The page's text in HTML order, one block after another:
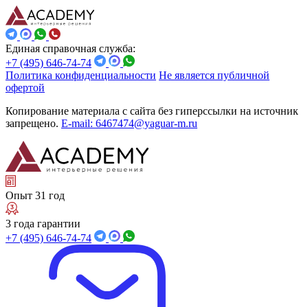
Единая справочная служба:
+7 (495) 646-74-74
Политика конфиденциальности Не является публичной
офертой
Копирование материала с сайта без гиперссылки на источник
запрещено. E-mail: 6467474@yaguar-m.ru
Опыт 31 год
3 года гарантии
+7 (495) 646-74-74